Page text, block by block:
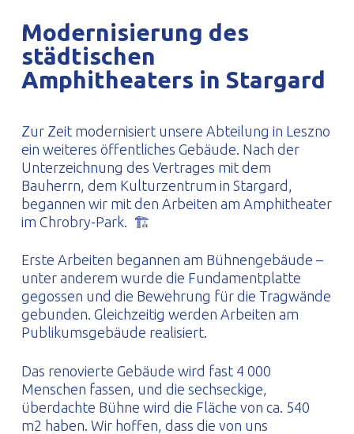
PL
Modernisierung des
städtischen
Amphitheaters in Stargard
Zur Zeit modernisiert unsere Abteilung in Leszno
ein weiteres öffentliches Gebäude. Nach der
Unterzeichnung des Vertrages mit dem
Bauherrn, dem Kulturzentrum in Stargard,
begannen wir mit den Arbeiten am Amphitheater
im Chrobry-Park. 🏗
Erste Arbeiten begannen am Bühnengebäude –
unter anderem wurde die Fundamentplatte
gegossen und die Bewehrung für die Tragwände
gebunden. Gleichzeitig werden Arbeiten am
Publikumsgebäude realisiert.
Das renovierte Gebäude wird fast 4 000
Menschen fassen, und die sechseckige,
überdachte Bühne wird die Fläche von ca. 540
m2 haben. Wir hoffen, dass die von uns